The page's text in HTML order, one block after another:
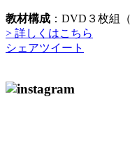
教材構成 ：DVD３枚組
> 詳しくはこちら
シェアツイート